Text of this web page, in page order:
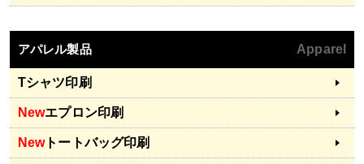
アパレル製品 Apparel
Tシャツ印刷
Newエプロン印刷
Newトートバッグ印刷